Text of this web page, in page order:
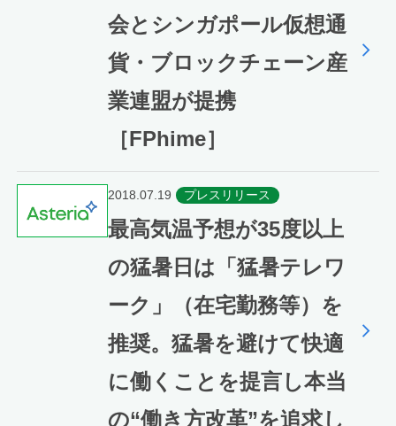
会とシンガポール仮想通
貨・ブロックチェーン産
業連盟が提携
［FPhime］
2018.07.19 プレスリリース
最高気温予想が35度以上
の猛暑日は「猛暑テレワ
ーク」（在宅勤務等）を
推奨。猛暑を避けて快適
に働くことを提言し本当
の“働き方改革”を追求し